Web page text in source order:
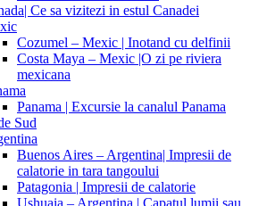
Ce sa vizitezi in estul Canadei
Cozumel – Mexic | Inotand cu delfinii
Costa Maya – Mexic |O zi pe riviera
mexicana
Panama | Excursie la canalul Panama
Sud
Buenos Aires – Argentina| Impresii de
calatorie in tara tangoului
Patagonia | Impresii de calatorie
Ushuaia – Argentina | Capatul lumii sau